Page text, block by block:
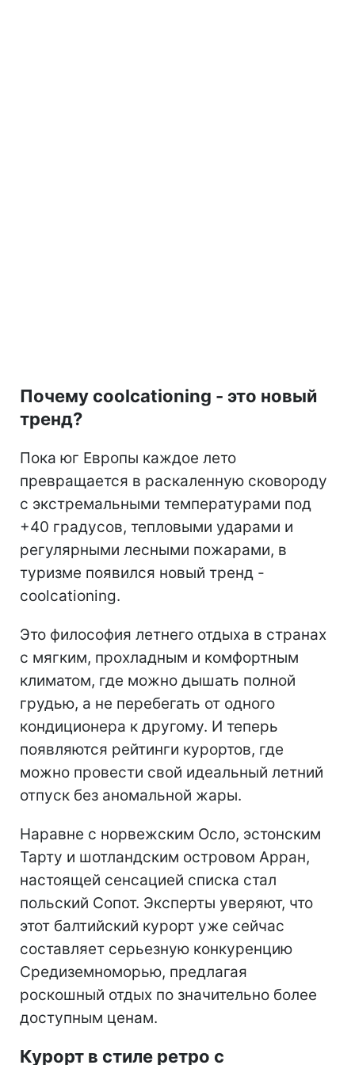
Почему coolcationing - это новый
тренд?
Пока юг Европы каждое лето
превращается в раскаленную сковороду
с экстремальными температурами под
+40 градусов, тепловыми ударами и
регулярными лесными пожарами, в
туризме появился новый тренд -
coolcationing.
Это философия летнего отдыха в странах
с мягким, прохладным и комфортным
климатом, где можно дышать полной
грудью, а не перебегать от одного
кондиционера к другому. И теперь
появляются рейтинги курортов, где
можно провести свой идеальный летний
отпуск без аномальной жары.
Наравне с норвежским Осло, эстонским
Тарту и шотландским островом Арран,
настоящей сенсацией списка стал
польский Сопот. Эксперты уверяют, что
этот балтийский курорт уже сейчас
составляет серьезную конкуренцию
Средиземноморью, предлагая
роскошный отдых по значительно более
доступным ценам.
Курорт в стиле ретро с